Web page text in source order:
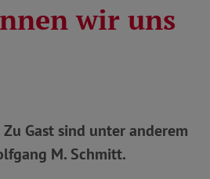
wir uns
Gast sind unter anderem
M. Schmitt.